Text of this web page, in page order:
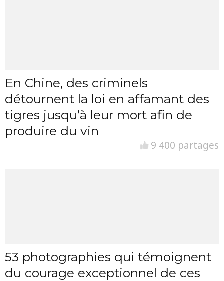
En Chine, des criminels
détournent la loi en affamant des
tigres jusqu’à leur mort afin de
produire du vin
9 400 partages
53 photographies qui témoignent
du courage exceptionnel de ces